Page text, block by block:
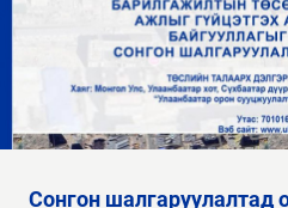
сонгон шалгаруулалтад оролцохыг урьж